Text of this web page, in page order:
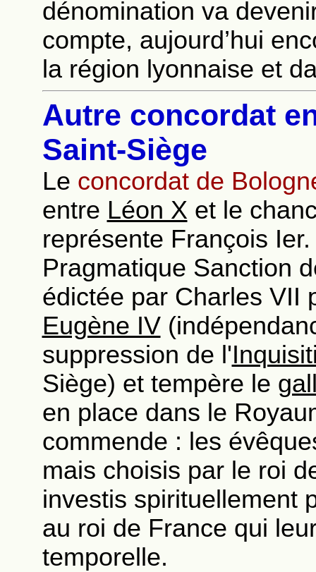
dénomination va
compte, aujourd’hui
la région lyonnaise et
Autre concordat
Saint-Siège
Le concordat de
entre Léon X et le
représente François
Pragmatique Sanction
édictée par Charles VII
Eugène IV
suppression de l'
Siège) et tempère le
en place dans le
commende : les
mais choisis par le roi
investis spirituellement
au roi de France qui
temporelle.